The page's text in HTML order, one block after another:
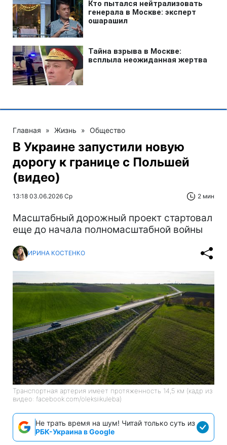
Главная » Жизнь » Общество
В Украине запустили новую
дорогу к границе с Польшей
(видео)
13:18 03.06.2026 Ср 2 мин
Масштабный дорожный проект стартовал
еще до начала полномасштабной войны
ИРИНА КОСТЕНКО
Транспортная артерия имеет протяженность 14,5 км (кадр из
видео: facebook.com/oleksiikuleba)
Не трать время на шум! Читай только суть из
РБК-Украина в Google